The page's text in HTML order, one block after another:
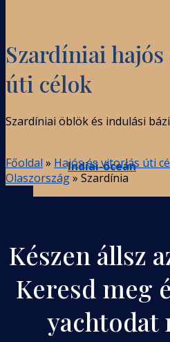
Indiai-óceán
Szardíniai
úti célok
Szardíniai öblök és indulási
Főoldal » Hajós és vitorlás úti
Olaszország» Szardínia
Készen állsz
Keresd meg
yachtodat